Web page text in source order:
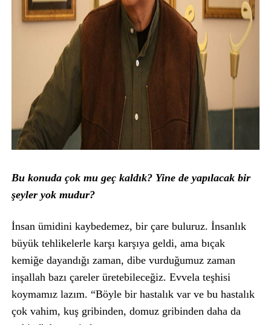
Bu konuda çok mu geç kaldık? Yine de yapılacak bir
şeyler yok mudur?
İnsan ümidini kaybedemez, bir çare buluruz. İnsanlık
büyük tehlikelerle karşı karşıya geldi, ama bıçak
kemiğe dayandığı zaman, dibe vurduğumuz zaman
inşallah bazı çareler üretebileceğiz. Evvela teşhisi
koymamız lazım. “Böyle bir hastalık var ve bu hastalık
çok vahim, kuş gribinden, domuz gribinden daha da